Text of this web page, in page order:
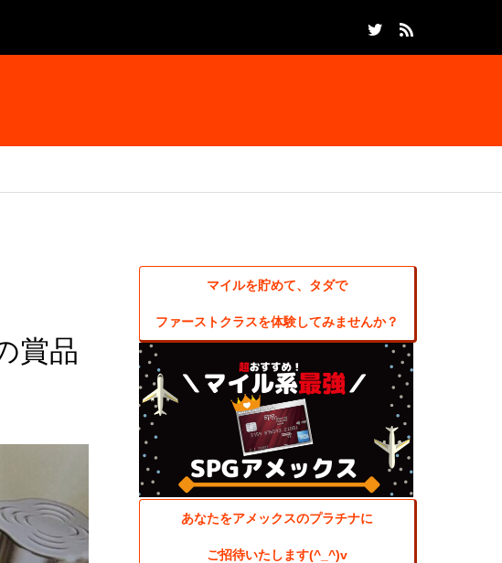
賞品
マイルを貯めて、タダで
ファーストクラスを体験してみませんか？
あなたをアメックスのプラチナに
ご招待いたします(^_^)v